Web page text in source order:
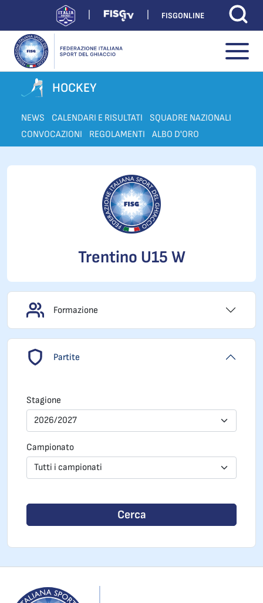
FISGONLINE
HOCKEY
NEWS CALENDARI E RISULTATI
SQUADRE NAZIONALI
CONVOCAZIONI
REGOLAMENTI ALBO D'ORO
Trentino U15 W
Formazione
Partite
Stagione
2026/2027
Campionato
Tutti i campionati
Cerca